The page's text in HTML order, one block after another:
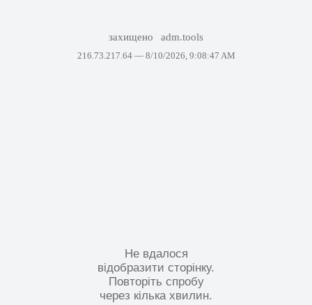
захищено adm.tools
216.73.217.64 — 8/10/2026, 9:08:47 AM
Не вдалося
відобразити сторінку.
Повторіть спробу
через кілька хвилин.